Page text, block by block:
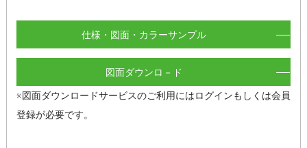
仕様・図面・カラーサンプル
図面ダウンロ－ド
※図面ダウンロードサービスのご利用にはログインもしくは会員
登録が必要です。